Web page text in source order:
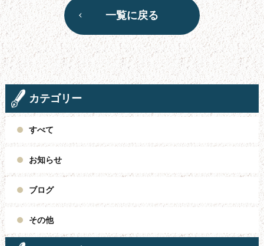
一覧に戻る
カテゴリー
すべて
お知らせ
ブログ
その他